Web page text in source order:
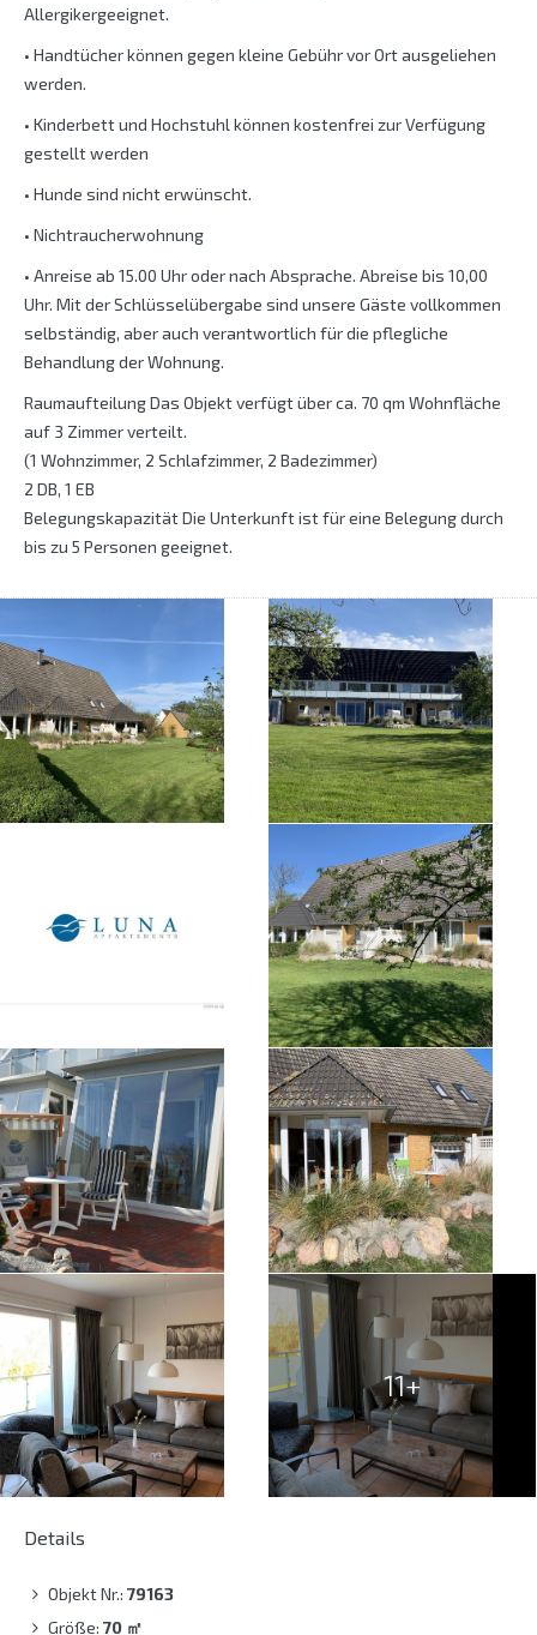
Allergikergeeignet.
• Handtücher können gegen kleine Gebühr vor Ort ausgeliehen
werden.
• Kinderbett und Hochstuhl können kostenfrei zur Verfügung
gestellt werden
• Hunde sind nicht erwünscht.
• Nichtraucherwohnung
• Anreise ab 15.00 Uhr oder nach Absprache. Abreise bis 10,00
Uhr. Mit der Schlüsselübergabe sind unsere Gäste vollkommen
selbständig, aber auch verantwortlich für die pflegliche
Behandlung der Wohnung.
Raumaufteilung Das Objekt verfügt über ca. 70 qm Wohnfläche
auf 3 Zimmer verteilt.
(1 Wohnzimmer, 2 Schlafzimmer, 2 Badezimmer)
2 DB, 1 EB
Belegungskapazität Die Unterkunft ist für eine Belegung durch
bis zu 5 Personen geeignet.
11+
Details
Objekt Nr.: 79163
Größe: 70 ㎡